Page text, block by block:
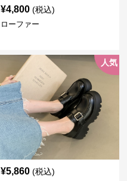
¥4,800 (税込)
ローファー
人気
¥5,860 (税込)